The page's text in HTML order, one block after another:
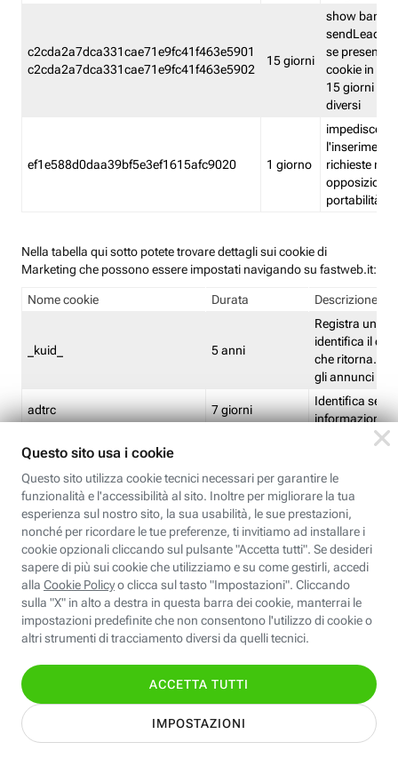
c2cda2a7dca331cae71e9fc41f463e5901
c2cda2a7dca331cae71e9fc41f463e5902
15 giorni
show banner
sendLead
se presenti
cookie in un
15 giorni e
diversi
ef1e588d0daa39bf5e3ef1615afc9020 1 giorno
impedisce
l'inserimento
richieste
opposizione
portabilità
Nella tabella qui sotto potete trovare dettagli sui cookie di
Marketing che possono essere impostati navigando su fastweb.it:
Nome cookie Durata Descrizione
_kuid_ 5 anni
Registra un ID
identifica il
che ritorna.
gli annunci
adtrc 7 giorni
Identifica se
informazioni
CFFC<TagID>
Limite di
CM 1 giorno
Identifica se
ricontrollare
corrispondenti
(impostata da
CM14 14 giorni
Identifica se
ricontrollare
corrispondenti
(impostata da
pagine
EBFC<BannerID> 7 giorni
Identifica la
banner
Identifica la